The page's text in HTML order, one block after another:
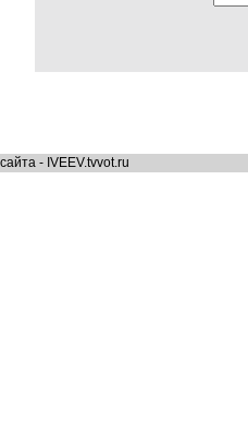
- IVEEV.tvvot.ru